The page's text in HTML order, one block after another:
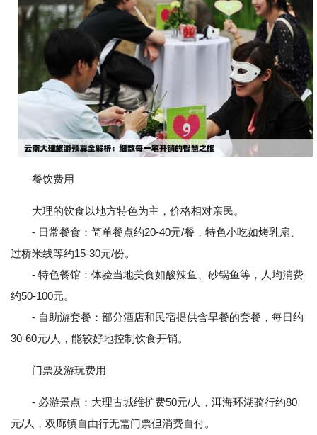
餐饮费用
大理的饮食以地方特色为主，价格相对亲民。
- 日常餐食：简单餐点约20-40元/餐，特色小吃如烤乳扇、
过桥米线等约15-30元/份。
- 特色餐馆：体验当地美食如酸辣鱼、砂锅鱼等，人均消费
约50-100元。
- 自助游套餐：部分酒店和民宿提供含早餐的套餐，每日约
30-60元/人，能较好地控制饮食开销。
门票及游玩费用
- 必游景点：大理古城维护费50元/人，洱海环湖骑行约80
元/人，双廊镇自由行无需门票但消费自付。